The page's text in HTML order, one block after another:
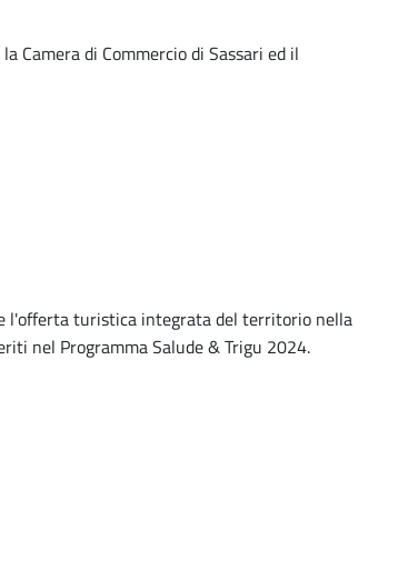
Camera di Commercio di Sassari ed il
l'offerta turistica integrata del territorio nella
nel Programma Salude & Trigu 2024.